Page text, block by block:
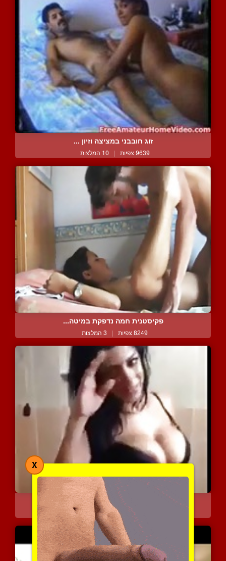
זוג חובבני במציצה וזיון ...
9639 צפיות | 10 המלצות
פקיסטנית חמה נדפקת במיטה...
8249 צפיות | 3 המלצות
בחורה שופעת עושה טיזינג ...
7660 צפיות | 8 המלצות
X